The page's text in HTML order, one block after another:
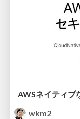
AWSネイティブ
wkm2